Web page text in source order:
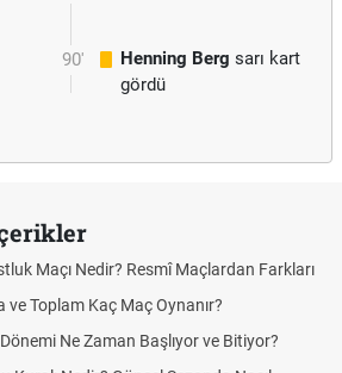
90' Henning Berg sarı kart
gördü
Maçı Nedir? Resmî Maçlardan Farkları
Toplam Kaç Maç Oynanır?
Ne Zaman Başlıyor ve Bitiyor?